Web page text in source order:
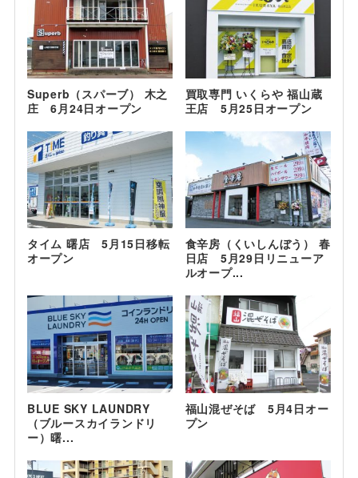
Superb（スパーブ） 木之
庄 6月24日オープン
買取専門 いくらや 福山蔵
王店 5月25日オープン
タイム 曙店 5月15日移転
オープン
食辛房（くいしんぼう） 春
日店 5月29日リニューア
ルオープ...
BLUE SKY LAUNDRY
（ブルースカイランドリ
ー）曙...
福山混ぜそば 5月4日オー
プン